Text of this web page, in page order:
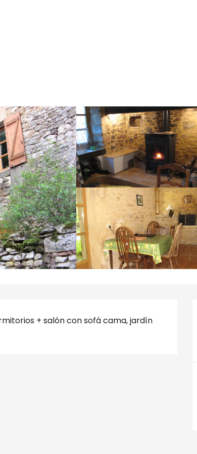
+ salón con sofá cama, jardín